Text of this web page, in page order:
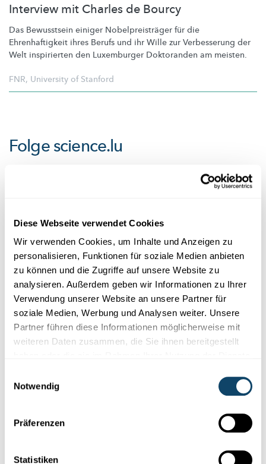
Diese Webseite verwendet Cookies
Wir verwenden Cookies, um Inhalte und Anzeigen zu
personalisieren, Funktionen für soziale Medien anbieten
zu können und die Zugriffe auf unsere Website zu
analysieren. Außerdem geben wir Informationen zu Ihrer
Verwendung unserer Website an unsere Partner für
soziale Medien, Werbung und Analysen weiter. Unsere
Partner führen diese Informationen möglicherweise mit
weiteren Daten zusammen, die Sie ihnen bereitgestellt
Notwendig
Präferenzen
Statistiken
Interview mit Charles de Bourcy
Das Bewusstsein einiger Nobelpreisträger für die
Ehrenhaftigkeit ihres Berufs und ihr Wille zur Verbesserung der
Welt inspirierten den Luxemburger Doktoranden am meisten.
FNR, University of Stanford
Folgescience.lu
Netzwerken abgelehnt haben. Um sie zu
sehen, ändern Sie bitte Ihre Einstellungen.
EINSTELLUNGEN ÄNDERN
Folge der Welt der Wissenschaft
und Forschung in Luxemburg